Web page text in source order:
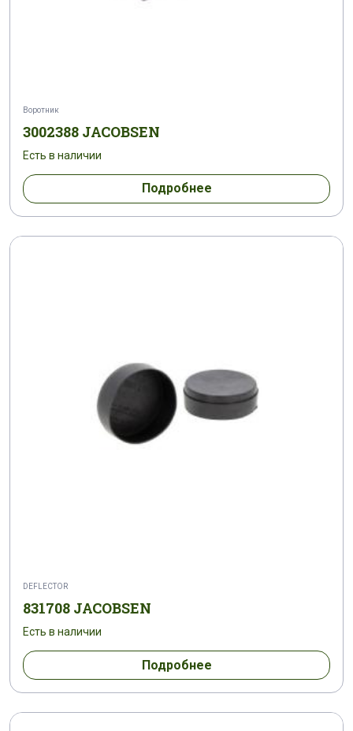
Воротник
3002388 JACOBSEN
Есть в наличии
Подробнее
DEFLECTOR
831708 JACOBSEN
Есть в наличии
Подробнее